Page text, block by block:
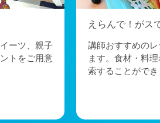
ーツ、親子
トをご用意
えらんで！がス
講師おすすめの
ます。食材・料
索することができ